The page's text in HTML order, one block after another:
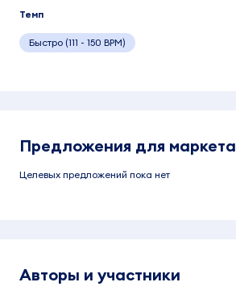
Темп
Быстро (111 - 150 BPM)
Предложения для маркета
Целевых предложений пока нет
Авторы и участники